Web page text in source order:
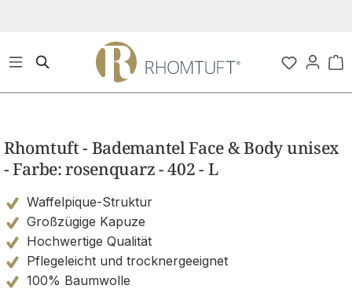
Rhomtuft - Bademantel Face & Body unisex
- Farbe: rosenquarz - 402 - L
Waffelpique-Struktur
Großzügige Kapuze
Hochwertige Qualität
Pflegeleicht und trocknergeeignet
100% Baumwolle